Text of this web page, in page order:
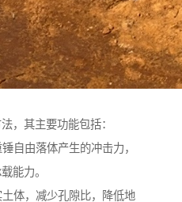
，其主要功能包括：
自由落体产生的冲击力，
能力。
体，减少孔隙比，降低地